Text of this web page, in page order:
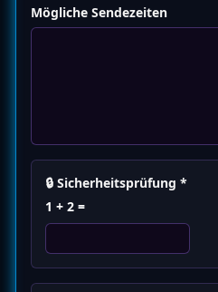
Mögliche Sendezeiten
🔒 Sicherheitsprüfung *
1 + 2 =